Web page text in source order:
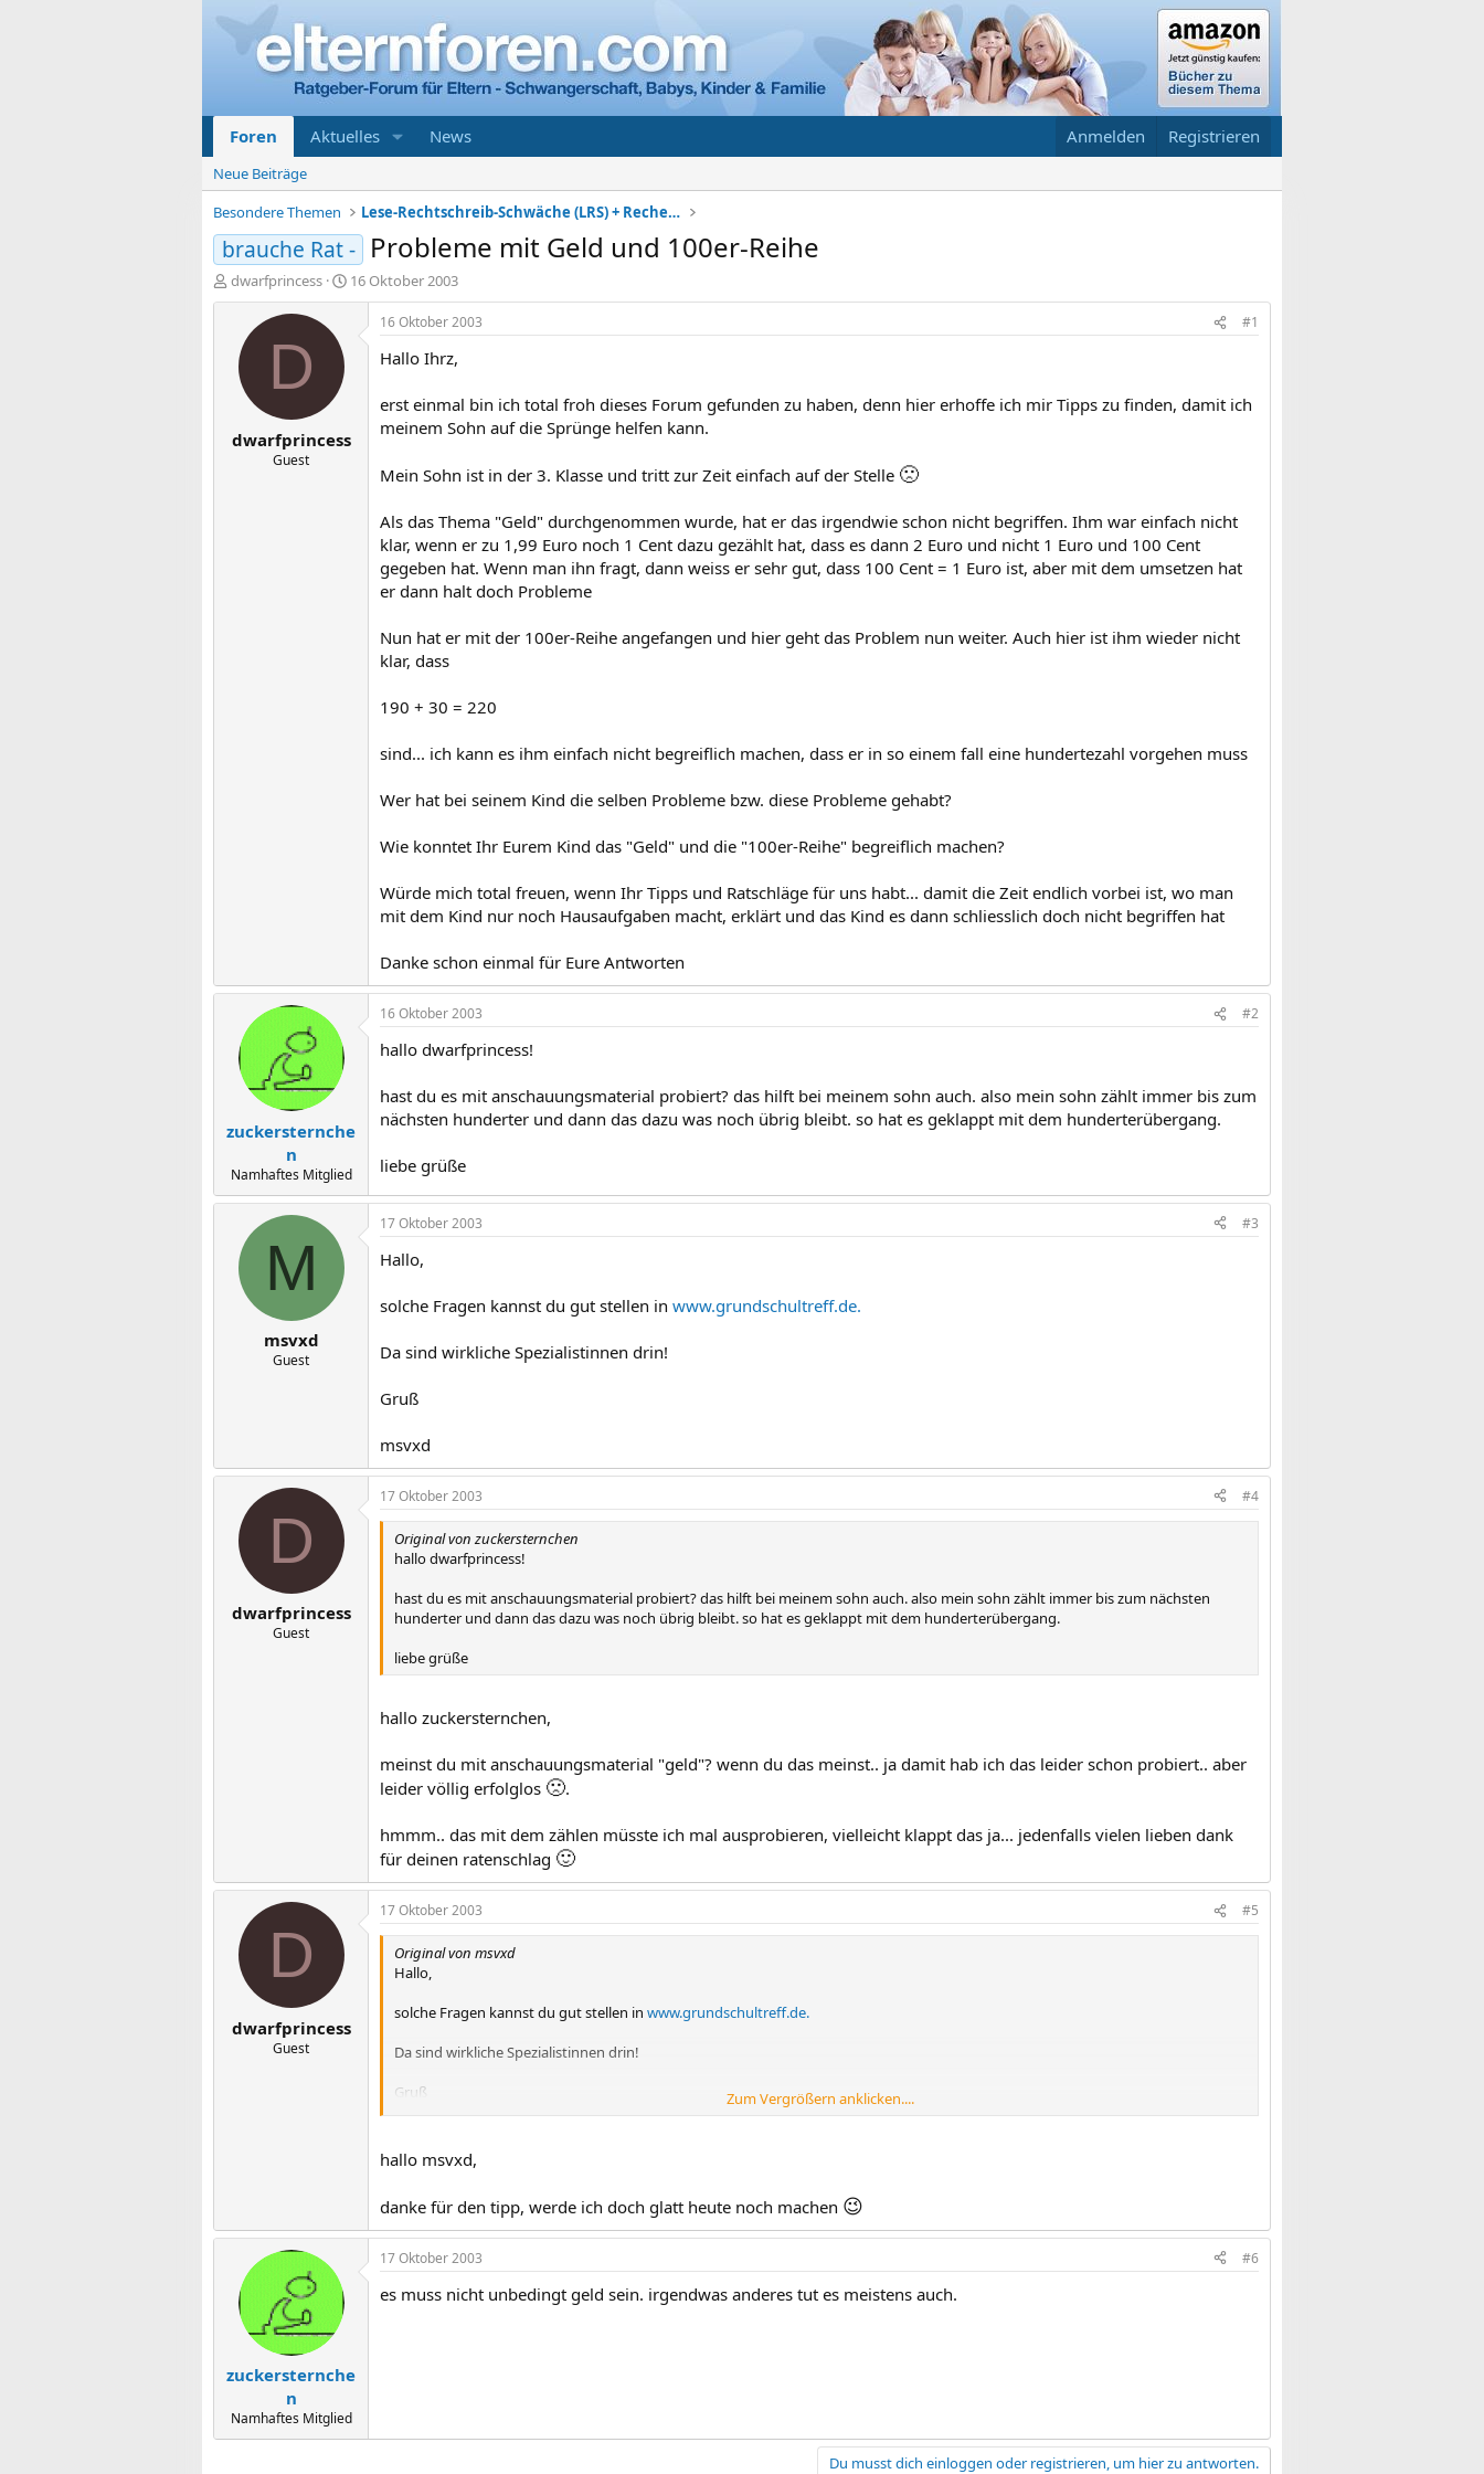
Foren Aktuelles News Anmelden Registrieren
Neue Beiträge
Besondere Themen
Lese-Rechtschreib-Schwäche (LRS) + Rechenschwäche
brauche Rat - Probleme mit Geld und 100er-Reihe
E
r
r
dwarfprincess
E
r
a
16 Oktober 2003
D
dwarfprincess
Guest
16 Oktober 2003 #1
Hallo Ihrz,
erst einmal bin ich total froh dieses Forum gefunden zu haben, denn hier erhoffe ich mir Tipps zu finden, damit ich
meinem Sohn auf die Sprünge helfen kann.
Mein Sohn ist in der 3. Klasse und tritt zur Zeit einfach auf der Stelle 🙁
Als das Thema "Geld" durchgenommen wurde, hat er das irgendwie schon nicht begriffen. Ihm war einfach nicht
klar, wenn er zu 1,99 Euro noch 1 Cent dazu gezählt hat, dass es dann 2 Euro und nicht 1 Euro und 100 Cent
gegeben hat. Wenn man ihn fragt, dann weiss er sehr gut, dass 100 Cent = 1 Euro ist, aber mit dem umsetzen hat
er dann halt doch Probleme
Nun hat er mit der 100er-Reihe angefangen und hier geht das Problem nun weiter. Auch hier ist ihm wieder nicht
klar, dass
190 + 30 = 220
sind... ich kann es ihm einfach nicht begreiflich machen, dass er in so einem fall eine hundertezahl vorgehen muss
Wer hat bei seinem Kind die selben Probleme bzw. diese Probleme gehabt?
Wie konntet Ihr Eurem Kind das "Geld" und die "100er-Reihe" begreiflich machen?
Würde mich total freuen, wenn Ihr Tipps und Ratschläge für uns habt... damit die Zeit endlich vorbei ist, wo man
mit dem Kind nur noch Hausaufgaben macht, erklärt und das Kind es dann schliesslich doch nicht begriffen hat
Danke schon einmal für Eure Antworten
zuckersternche
n
Namhaftes Mitglied
16 Oktober 2003 #2
hallo dwarfprincess!
hast du es mit anschauungsmaterial probiert? das hilft bei meinem sohn auch. also mein sohn zählt immer bis zum
nächsten hunderter und dann das dazu was noch übrig bleibt. so hat es geklappt mit dem hunderterübergang.
liebe grüße
M
msvxd
Guest
17 Oktober 2003 #3
Hallo,
solche Fragen kannst du gut stellen in www.grundschultreff.de.
Da sind wirkliche Spezialistinnen drin!
Gruß
msvxd
D
dwarfprincess
Guest
17 Oktober 2003 #4
Original von zuckersternchen
hallo dwarfprincess!
hast du es mit anschauungsmaterial probiert? das hilft bei meinem sohn auch. also mein sohn zählt immer bis zum nächsten
hunderter und dann das dazu was noch übrig bleibt. so hat es geklappt mit dem hunderterübergang.
liebe grüße
hallo zuckersternchen,
meinst du mit anschauungsmaterial "geld"? wenn du das meinst.. ja damit hab ich das leider schon probiert.. aber
leider völlig erfolglos 🙁.
hmmm.. das mit dem zählen müsste ich mal ausprobieren, vielleicht klappt das ja... jedenfalls vielen lieben dank
für deinen ratenschlag 🙂
D
dwarfprincess
Guest
17 Oktober 2003 #5
Original von msvxd
Hallo,
solche Fragen kannst du gut stellen in www.grundschultreff.de.
Da sind wirkliche Spezialistinnen drin!
Gruß
Zum Vergrößern anklicken....
hallo msvxd,
danke für den tipp, werde ich doch glatt heute noch machen 😉
zuckersternche
n
Namhaftes Mitglied
17 Oktober 2003 #6
es muss nicht unbedingt geld sein. irgendwas anderes tut es meistens auch.
Du musst dich einloggen oder registrieren, um hier zu antworten.